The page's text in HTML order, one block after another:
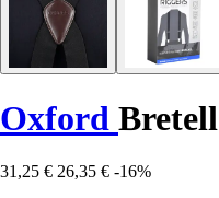
Oxford
31,25 € 26,35 € -16%